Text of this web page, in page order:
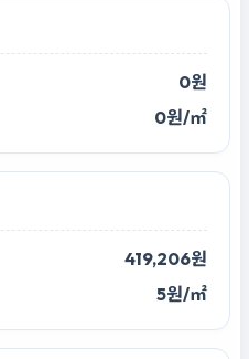
0원
0원/㎡
419,206원
5원/㎡